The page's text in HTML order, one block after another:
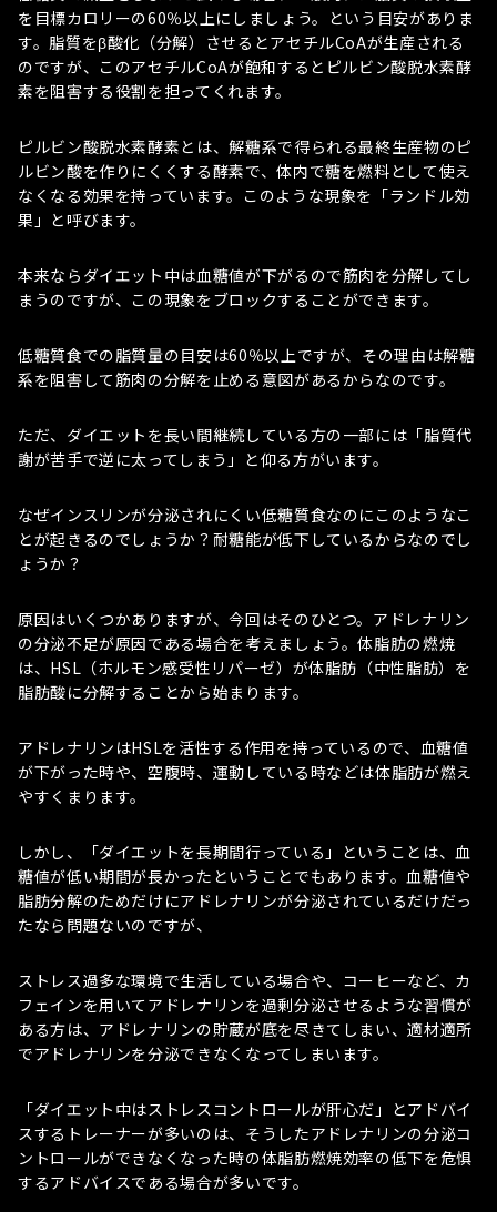
を目標カロリーの60％以上にしましょう。という目安がありま
す。脂質をβ酸化（分解）させるとアセチルCoAが生産される
のですが、このアセチルCoAが飽和するとピルビン酸脱水素酵
素を阻害する役割を担ってくれます。
ピルビン酸脱水素酵素とは、解糖系で得られる最終生産物のピ
ルビン酸を作りにくくする酵素で、体内で糖を燃料として使え
なくなる効果を持っています。このような現象を「ランドル効
果」と呼びます。
本来ならダイエット中は血糖値が下がるので筋肉を分解してし
まうのですが、この現象をブロックすることができます。
低糖質食での脂質量の目安は60％以上ですが、その理由は解糖
系を阻害して筋肉の分解を止める意図があるからなのです。
ただ、ダイエットを長い間継続している方の一部には「脂質代
謝が苦手で逆に太ってしまう」と仰る方がいます。
なぜインスリンが分泌されにくい低糖質食なのにこのようなこ
とが起きるのでしょうか？耐糖能が低下しているからなのでし
ょうか？
原因はいくつかありますが、今回はそのひとつ。アドレナリン
の分泌不足が原因である場合を考えましょう。体脂肪の燃焼
は、HSL（ホルモン感受性リパーゼ）が体脂肪（中性脂肪）を
脂肪酸に分解することから始まります。
アドレナリンはHSLを活性する作用を持っているので、血糖値
が下がった時や、空腹時、運動している時などは体脂肪が燃え
やすくまります。
しかし、「ダイエットを長期間行っている」ということは、血
糖値が低い期間が長かったということでもあります。血糖値や
脂肪分解のためだけにアドレナリンが分泌されているだけだっ
たなら問題ないのですが、
ストレス過多な環境で生活している場合や、コーヒーなど、カ
フェインを用いてアドレナリンを過剰分泌させるような習慣が
ある方は、アドレナリンの貯蔵が底を尽きてしまい、適材適所
でアドレナリンを分泌できなくなってしまいます。
「ダイエット中はストレスコントロールが肝心だ」とアドバイ
スするトレーナーが多いのは、そうしたアドレナリンの分泌コ
ントロールができなくなった時の体脂肪燃焼効率の低下を危惧
するアドバイスである場合が多いです。